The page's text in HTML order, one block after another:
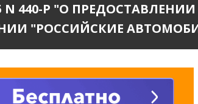
N 440-Р "О
"РОССИЙСКИЕ